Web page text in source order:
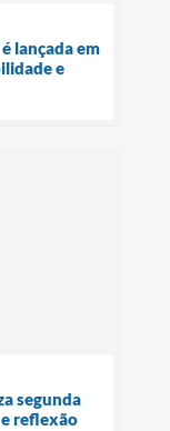
lançada em
e
segunda
reflexão